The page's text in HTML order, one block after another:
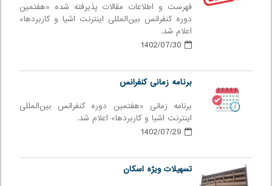
فهرست و اطلاعات مقالات پذیرفته شده «هفتمین
دوره كنفرانس بین‌المللی اينترنت اشيا و كاربردها»
اعلام شد.
1402/07/30
برنامه زمانی کنفرانس
برنامه زمانی «هفتمین دوره كنفرانس بین‌المللی
اينترنت اشيا و كاربردها» اعلام شد.
1402/07/29
تسهیلات ویژه اسکان